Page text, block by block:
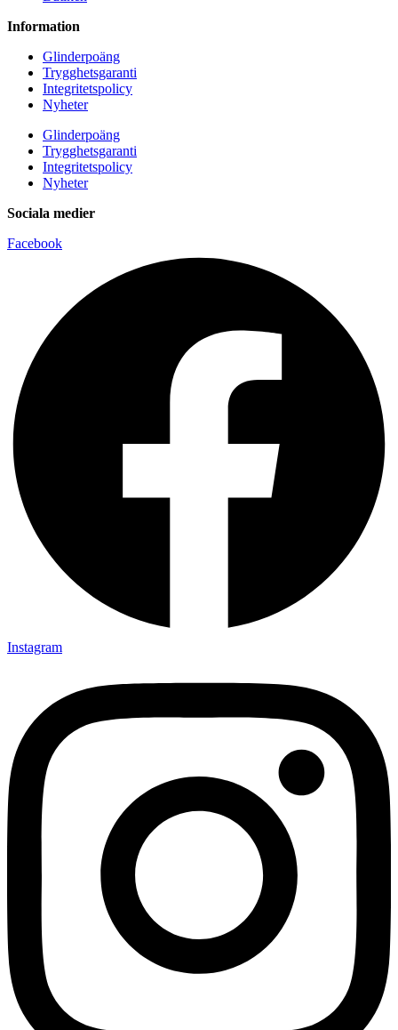
Information
Glinderpoäng
Trygghetsgaranti
Integritetspolicy
Nyheter
Glinderpoäng
Trygghetsgaranti
Integritetspolicy
Nyheter
Sociala medier
Facebook
Instagram